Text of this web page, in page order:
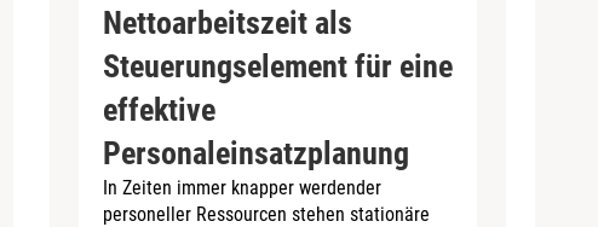
Nettoarbeitszeit als
Steuerungselement für eine
effektive
Personaleinsatzplanung
In Zeiten immer knapper werdender
personeller Ressourcen stehen stationäre